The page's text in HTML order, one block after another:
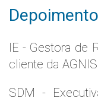
IE - Gestora de
cliente da AGNIS
SDM -